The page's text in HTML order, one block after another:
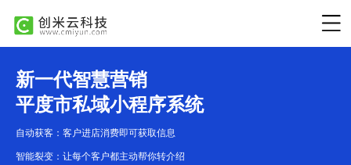
新一代智慧营销
平度市私域小程序系统
自动获客：客户进店消费即可获取信息
智能裂变：让每个客户都主动帮你转介绍